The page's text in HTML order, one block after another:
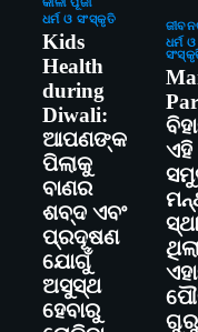
କାଳୀ ପୂଜା
ଧର୍ମ ଓ ସଂସ୍କୃତି
Kids
Health
during
Diwali:
ଆପଣଙ୍କ
ପିଲାକୁ
ବାଣର
ଶବ୍ଦ ଏବଂ
ପ୍ରଦୂଷଣ
ଯୋଗୁଁ
ଅସୁସ୍ଥ
ହେବାରୁ
ଧର୍ମ ଓ
ଏହି